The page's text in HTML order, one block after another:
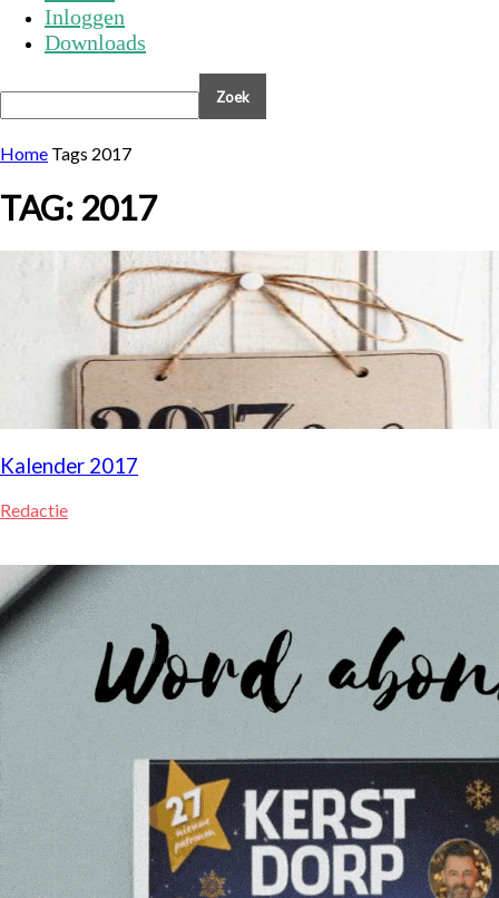
Inloggen
Downloads
Home Tags 2017
TAG: 2017
Kalender 2017
Redactie